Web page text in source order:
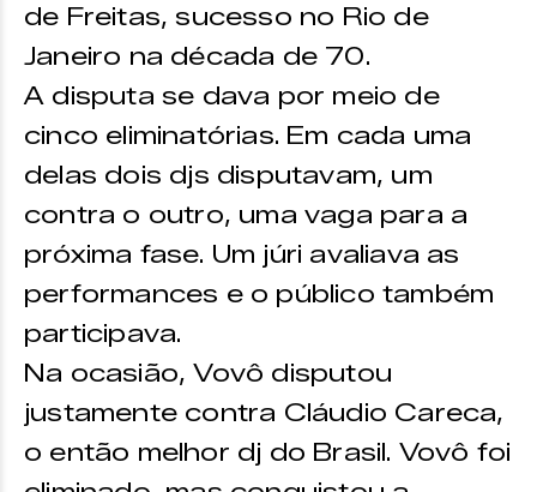
de Freitas, sucesso no Rio de
Janeiro na década de 70.
A disputa se dava por meio de
cinco eliminatórias. Em cada uma
delas dois djs disputavam, um
contra o outro, uma vaga para a
próxima fase. Um júri avaliava as
performances e o público também
participava.
Na ocasião, Vovô disputou
justamente contra Cláudio Careca,
o então melhor dj do Brasil. Vovô foi